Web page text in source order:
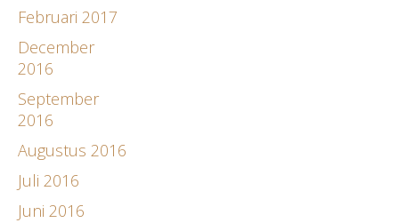
Februari 2017
December
2016
September
2016
Augustus 2016
Juli 2016
Juni 2016